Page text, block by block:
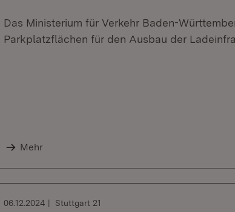
Das Ministerium für Verkehr Baden-
Parkplatzflächen für den Ausbau der
Mehr
06.12.2024 Stuttgart 21